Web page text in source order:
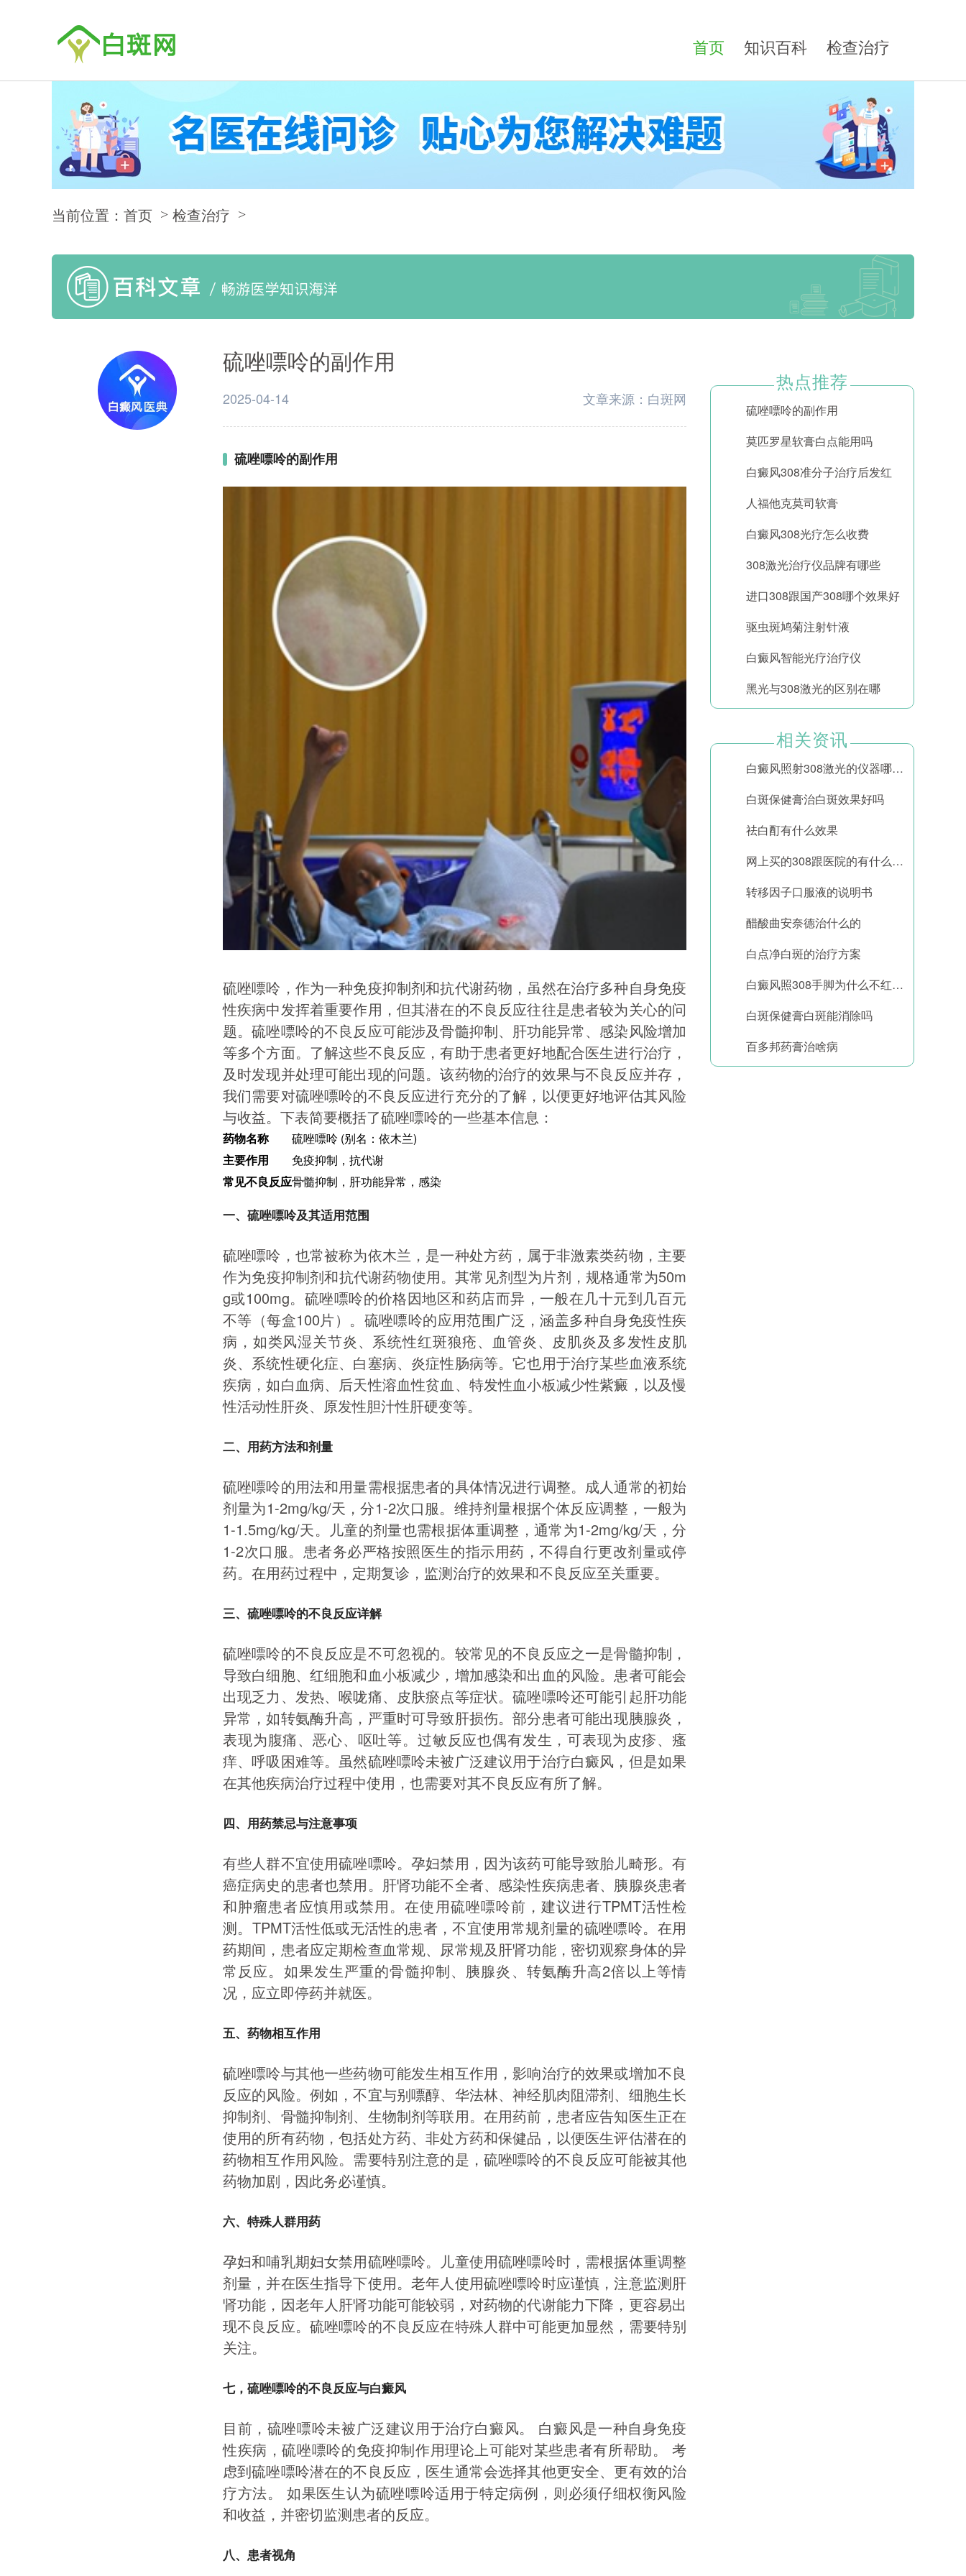
首页 知识百科 检查治疗
当前位置：首页 检查治疗
硫唑嘌呤的副作用
2025-04-14 文章来源： 白斑网
硫唑嘌呤的副作用
硫唑嘌呤，作为一种免疫抑制剂和抗代谢药物，虽然在治疗多种自身免疫
性疾病中发挥着重要作用，但其潜在的不良反应往往是患者较为关心的问
题。硫唑嘌呤的不良反应可能涉及骨髓抑制、肝功能异常、感染风险增加
等多个方面。了解这些不良反应，有助于患者更好地配合医生进行治疗，
及时发现并处理可能出现的问题。该药物的治疗的效果与不良反应并存，
我们需要对硫唑嘌呤的不良反应进行充分的了解，以便更好地评估其风险
与收益。下表简要概括了硫唑嘌呤的一些基本信息：
药物名称
硫唑嘌呤 (别名：依木兰)
主要作用
免疫抑制，抗代谢
常见不良反应骨髓抑制，肝功能异常，感染
一、硫唑嘌呤及其适用范围
硫唑嘌呤，也常被称为依木兰，是一种处方药，属于非激素类药物，主要
作为免疫抑制剂和抗代谢药物使用。其常见剂型为片剂，规格通常为50m
g或100mg。硫唑嘌呤的价格因地区和药店而异，一般在几十元到几百元
不等（每盒100片）。硫唑嘌呤的应用范围广泛，涵盖多种自身免疫性疾
病，如类风湿关节炎、系统性红斑狼疮、血管炎、皮肌炎及多发性皮肌
炎、系统性硬化症、白塞病、炎症性肠病等。它也用于治疗某些血液系统
疾病，如白血病、后天性溶血性贫血、特发性血小板减少性紫癜，以及慢
性活动性肝炎、原发性胆汁性肝硬变等。
二、用药方法和剂量
硫唑嘌呤的用法和用量需根据患者的具体情况进行调整。成人通常的初始
剂量为1-2mg/kg/天，分1-2次口服。维持剂量根据个体反应调整，一般为
1-1.5mg/kg/天。儿童的剂量也需根据体重调整，通常为1-2mg/kg/天，分
1-2次口服。患者务必严格按照医生的指示用药，不得自行更改剂量或停
药。在用药过程中，定期复诊，监测治疗的效果和不良反应至关重要。
三、硫唑嘌呤的不良反应详解
硫唑嘌呤的不良反应是不可忽视的。较常见的不良反应之一是骨髓抑制，
导致白细胞、红细胞和血小板减少，增加感染和出血的风险。患者可能会
出现乏力、发热、喉咙痛、皮肤瘀点等症状。硫唑嘌呤还可能引起肝功能
异常，如转氨酶升高，严重时可导致肝损伤。部分患者可能出现胰腺炎，
表现为腹痛、恶心、呕吐等。过敏反应也偶有发生，可表现为皮疹、瘙
痒、呼吸困难等。虽然硫唑嘌呤未被广泛建议用于治疗白癜风，但是如果
在其他疾病治疗过程中使用，也需要对其不良反应有所了解。
四、用药禁忌与注意事项
有些人群不宜使用硫唑嘌呤。孕妇禁用，因为该药可能导致胎儿畸形。有
癌症病史的患者也禁用。肝肾功能不全者、感染性疾病患者、胰腺炎患者
和肿瘤患者应慎用或禁用。在使用硫唑嘌呤前，建议进行TPMT活性检
测。TPMT活性低或无活性的患者，不宜使用常规剂量的硫唑嘌呤。在用
药期间，患者应定期检查血常规、尿常规及肝肾功能，密切观察身体的异
常反应。如果发生严重的骨髓抑制、胰腺炎、转氨酶升高2倍以上等情
况，应立即停药并就医。
五、药物相互作用
硫唑嘌呤与其他一些药物可能发生相互作用，影响治疗的效果或增加不良
反应的风险。例如，不宜与别嘌醇、华法林、神经肌肉阻滞剂、细胞生长
抑制剂、骨髓抑制剂、生物制剂等联用。在用药前，患者应告知医生正在
使用的所有药物，包括处方药、非处方药和保健品，以便医生评估潜在的
药物相互作用风险。需要特别注意的是，硫唑嘌呤的不良反应可能被其他
药物加剧，因此务必谨慎。
六、特殊人群用药
孕妇和哺乳期妇女禁用硫唑嘌呤。儿童使用硫唑嘌呤时，需根据体重调整
剂量，并在医生指导下使用。老年人使用硫唑嘌呤时应谨慎，注意监测肝
肾功能，因老年人肝肾功能可能较弱，对药物的代谢能力下降，更容易出
现不良反应。硫唑嘌呤的不良反应在特殊人群中可能更加显然，需要特别
关注。
七，硫唑嘌呤的不良反应与白癜风
目前，硫唑嘌呤未被广泛建议用于治疗白癜风。 白癜风是一种自身免疫
性疾病，硫唑嘌呤的免疫抑制作用理论上可能对某些患者有所帮助。 考
虑到硫唑嘌呤潜在的不良反应，医生通常会选择其他更安全、更有效的治
疗方法。 如果医生认为硫唑嘌呤适用于特定病例，则必须仔细权衡风险
和收益，并密切监测患者的反应。
八、患者视角
热点推荐
硫唑嘌呤的副作用
莫匹罗星软膏白点能用吗
白癜风308准分子治疗后发红
人福他克莫司软膏
白癜风308光疗怎么收费
308激光治疗仪品牌有哪些
进口308跟国产308哪个效果好
驱虫斑鸠菊注射针液
白癜风智能光疗治疗仪
黑光与308激光的区别在哪
相关资讯
白癜风照射308激光的仪器哪个好
白斑保健膏治白斑效果好吗
祛白酊有什么效果
网上买的308跟医院的有什么区别
转移因子口服液的说明书
醋酸曲安奈德治什么的
白点净白斑的治疗方案
白癜风照308手脚为什么不红怎么办
白斑保健膏白斑能消除吗
百多邦药膏治啥病